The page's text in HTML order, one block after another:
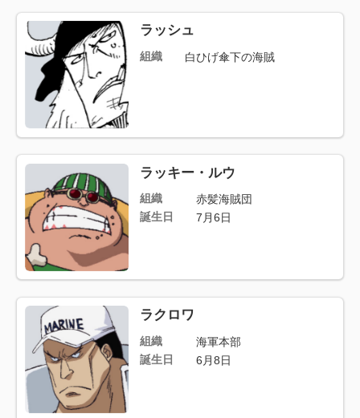
ラッシュ
組織 白ひげ傘下の海賊
ラッキー・ルウ
組織
赤髪海賊団
誕生日
7月6日
ラクロワ
組織
海軍本部
誕生日
6月8日